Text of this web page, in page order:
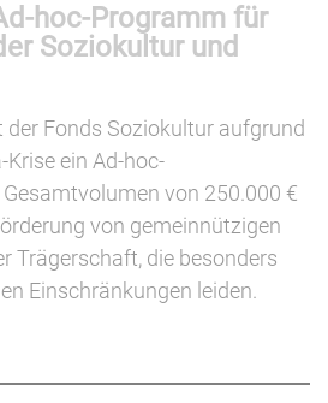
hoc-Programm für
Soziokultur und
der Fonds Soziokultur aufgrund
ein Ad-hoc-
von 250.000 €
von gemeinnützigen
Trägerschaft, die besonders
Einschränkungen leiden.